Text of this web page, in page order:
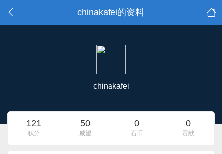
chinakafei的资料
chinakafei
121
积分
50
威望
0
石币
0
贡献